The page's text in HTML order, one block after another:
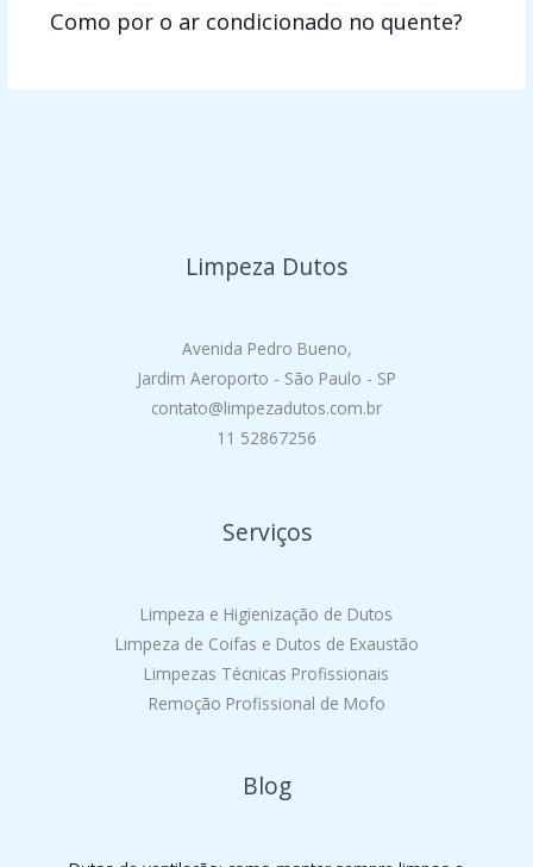
Como por o ar condicionado no quente?
Limpeza Dutos
Avenida Pedro Bueno,
Jardim Aeroporto - São Paulo - SP
contato@limpezadutos.com.br
11 52867256
Serviços
Limpeza e Higienização de Dutos
Limpeza de Coifas e Dutos de Exaustão
Limpezas Técnicas Profissionais
Remoção Profissional de Mofo
Blog